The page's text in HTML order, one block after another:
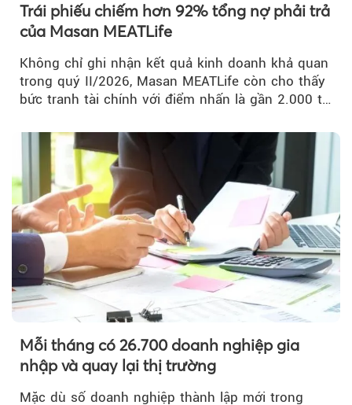
Trái phiếu chiếm hơn 92% tổng nợ phải trả
của Masan MEATLife
Không chỉ ghi nhận kết quả kinh doanh khả quan
trong quý II/2026, Masan MEATLife còn cho thấy
bức tranh tài chính với điểm nhấn là gần 2.000 tỷ
Mỗi tháng có 26.700 doanh nghiệp gia
nhập và quay lại thị trường
Mặc dù số doanh nghiệp thành lập mới trong